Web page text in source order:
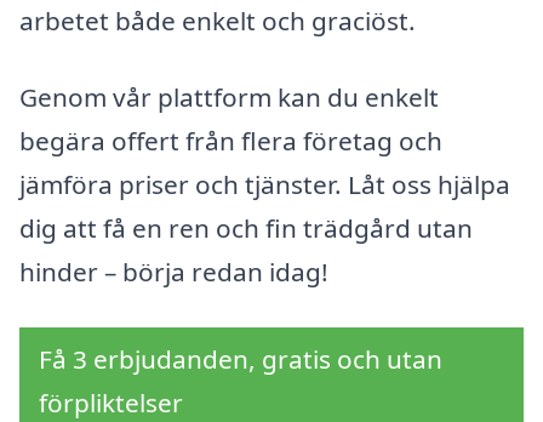
arbetet både enkelt och graciöst.
Genom vår plattform kan du enkelt
begära offert från flera företag och
jämföra priser och tjänster. Låt oss hjälpa
dig att få en ren och fin trädgård utan
hinder – börja redan idag!
Få 3 erbjudanden, gratis och utan
förpliktelser